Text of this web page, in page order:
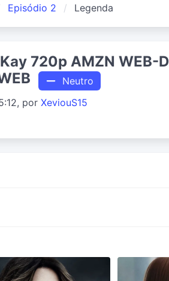
Episódio 2 Legenda
720p AMZN WEB-
Neutro
por XeviouS15